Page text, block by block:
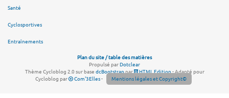
Santé
Cyclosportives
Entraînements
Plan du site / table des matières
Propulsé parDotclear
Thème Cycloblog 2.0 sur base dcBootstrappar HTML Edition- Adapté pour
Cycloblog par
Com'3Elles- Mentions légales et Copyright©